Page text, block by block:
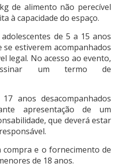
de alimento não perecível
à capacidade do espaço.
adolescentes de 5 a 15 anos
estiverem acompanhados
legal. No acesso ao evento,
um termo de
anos desacompanhados
apresentação de um
que deverá estar
e o fornecimento de
de 18 anos.